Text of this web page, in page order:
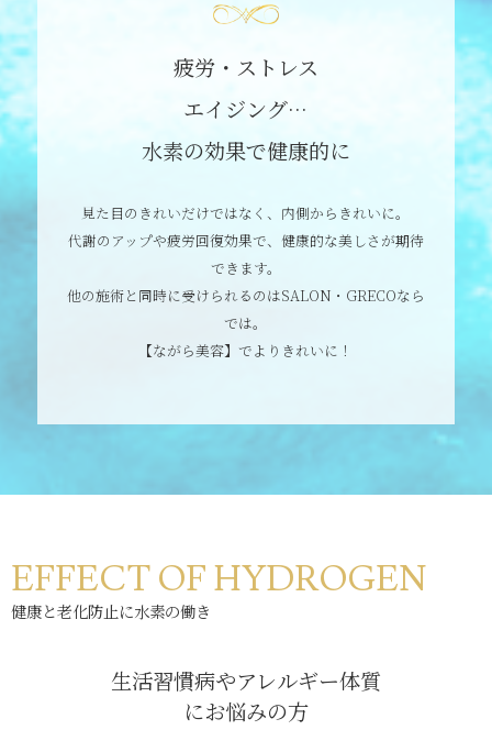
疲労・ストレス
エイジング…
水素の効果で健康的に
見た目のきれいだけではなく、内側からきれいに。
代謝のアップや疲労回復効果で、健康的な美しさが期待
できます。
他の施術と同時に受けられるのはSALON・GRECOなら
では。
【ながら美容】でよりきれいに！
EFFECT OF HYDROGEN
健康と老化防止に水素の働き
生活習慣病やアレルギー体質
にお悩みの方